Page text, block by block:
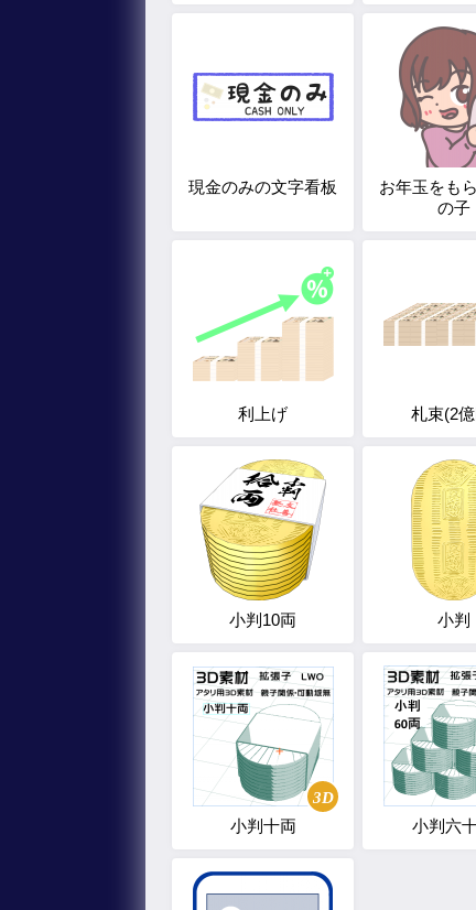
現金のみの文字看板
お年玉をも
の子
利上げ 札束(2
小判10両 小判
3D
小判十両 小判六